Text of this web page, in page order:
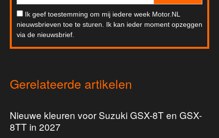
Ik geef toestemming om mij iedere week Motor.NL
nieuwsbrieven toe te sturen. Ik kan ieder moment opzeggen
via de nieuwsbrief.
Gerelateerde artikelen
Nieuwe kleuren voor Suzuki GSX-8T en GSX-
8TT in 2027